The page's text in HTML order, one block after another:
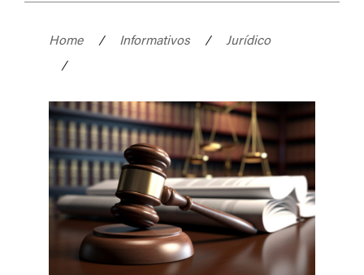
Home / Informativos /
Jurídico
/